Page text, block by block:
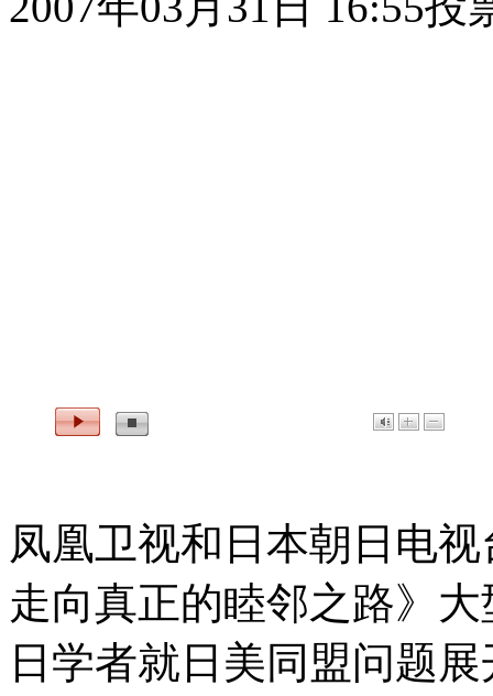
凤凰卫视和日本朝日电
走向真正的睦邻之路》
日学者就日美同盟问题